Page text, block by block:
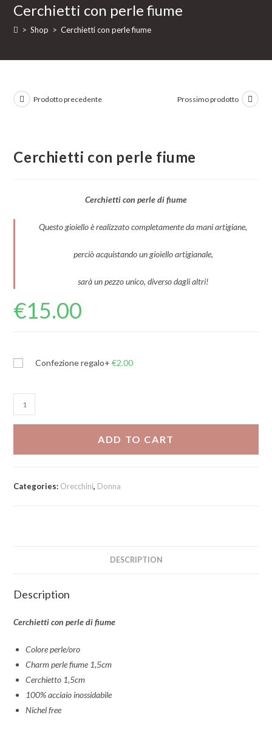
Cerchietti con perle fiume
> Shop > Cerchietti con perle fiume
Prodotto precedente Prossimo prodotto
Cerchietti con perle fiume
Cerchietti con perle di fiume
Questo gioiello è realizzato completamente da mani artigiane,
perciò acquistando un gioiello artigianale,
sarà un pezzo unico, diverso dagli altri!
€15.00
Confezione regalo+ €2.00
Cerchietti
con
ADD TO CART
Categories: Orecchini, Donna
DESCRIPTION
Description
Cerchietti con perle di fiume
Colore perle/oro
Charm perle fiume 1,5cm
Cerchietto 1,5cm
100% acciaio inossidabile
Nichel free